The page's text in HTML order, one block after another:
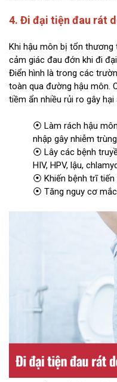
4. Đi đại tiện đau rát
Khi hậu môn bị tổn
cảm giác đau đớn khi đi
Điển hình là trong các
toàn qua đường hậu môn.
tiềm ẩn nhiều rủi ro gây
⦿ Làm rách hậu
nhập gây nhiễm
⦿ Lây các bệnh
HIV, HPV, lậu,
⦿ Khiến bệnh trĩ tiến
⦿ Tăng nguy cơ